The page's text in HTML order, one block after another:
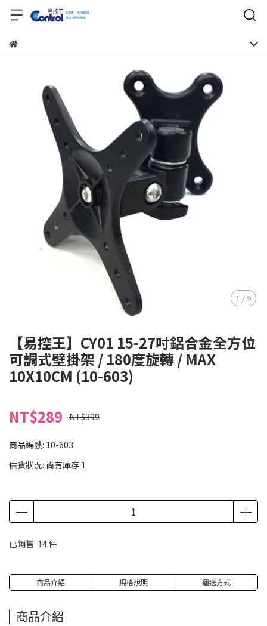
1 / 9
【易控王】CY01 15-27吋鋁合金全方位
可調式壁掛架 / 180度旋轉 / MAX
10X10CM (10-603)
NT$289 NT$399
商品編號: 10-603
供貨狀況: 尚有庫存 1
已銷售: 14 件
商品介紹 規格說明 運送方式
商品介紹